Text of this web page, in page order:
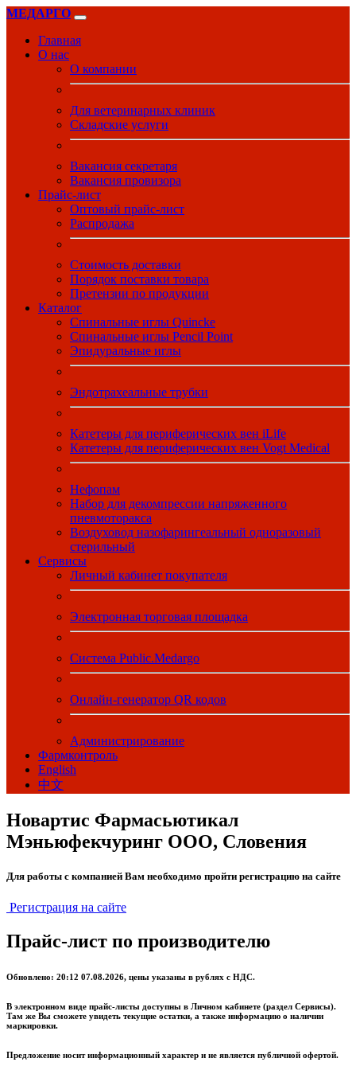
МЕДАРГО
Главная
О нас
О компании
Для ветеринарных клиник
Складские услуги
Вакансия секретаря
Вакансия провизора
Прайс-лист
Оптовый прайс-лист
Распродажа
Стоимость доставки
Порядок поставки товара
Претензии по продукции
Каталог
Спинальные иглы Quincke
Спинальные иглы Pencil Point
Эпидуральные иглы
Эндотрахеальные трубки
Катетеры для периферических вен iLife
Катетеры для периферических вен Vogt Medical
Нефопам
Набор для декомпрессии напряженного
пневмоторакса
Воздуховод назофарингеальный одноразовый
стерильный
Сервисы
Личный кабинет покупателя
Электронная торговая площадка
Система Public.Medargo
Онлайн-генератор QR кодов
Администрирование
Фармконтроль
English
中文
Новартис Фармасьютикал
Мэньюфекчуринг ООО, Словения
Для работы с компанией Вам необходимо пройти регистрацию на сайте
Регистрация на сайте
Прайс-лист по производителю
Обновлено: 20:12 07.08.2026, цены указаны в рублях с НДС.
В электронном виде прайс-листы доступны в Личном кабинете (раздел Сервисы).
Там же Вы сможете увидеть текущие остатки, а также информацию о наличии
маркировки.
Предложение носит информационный характер и не является публичной офертой.